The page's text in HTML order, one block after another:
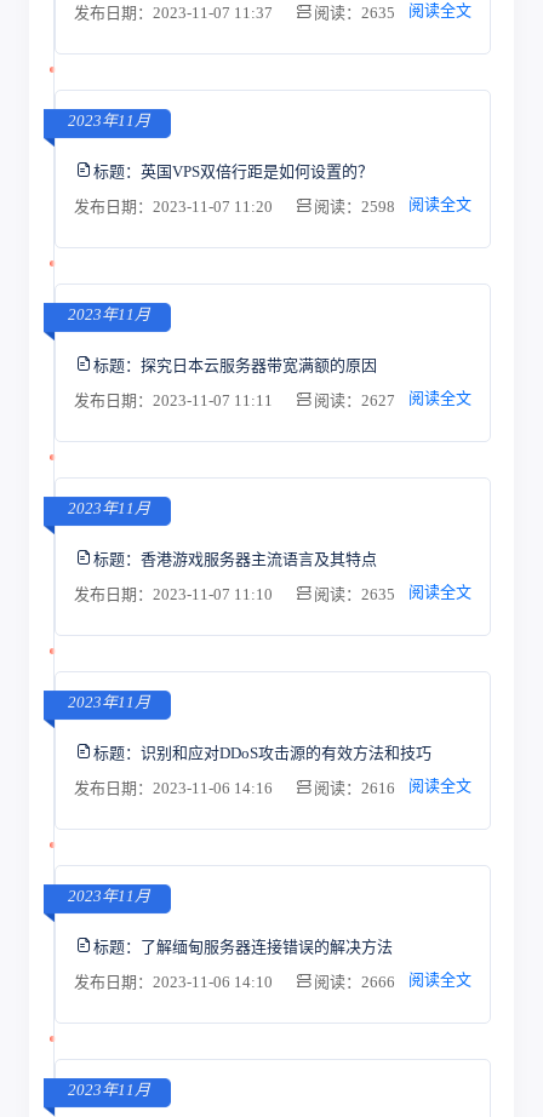
发布日期：2023-11-07 11:37
阅读：2635 阅读全文
2023年11月
标题： 英国VPS双倍行距是如何设置的？
发布日期：2023-11-07 11:20
阅读：2598 阅读全文
2023年11月
标题： 探究日本云服务器带宽满额的原因
发布日期：2023-11-07 11:11
阅读：2627 阅读全文
2023年11月
标题： 香港游戏服务器主流语言及其特点
发布日期：2023-11-07 11:10
阅读：2635 阅读全文
2023年11月
标题： 识别和应对DDoS攻击源的有效方法和技巧
发布日期：2023-11-06 14:16
阅读：2616 阅读全文
2023年11月
标题： 了解缅甸服务器连接错误的解决方法
发布日期：2023-11-06 14:10
阅读：2666 阅读全文
2023年11月